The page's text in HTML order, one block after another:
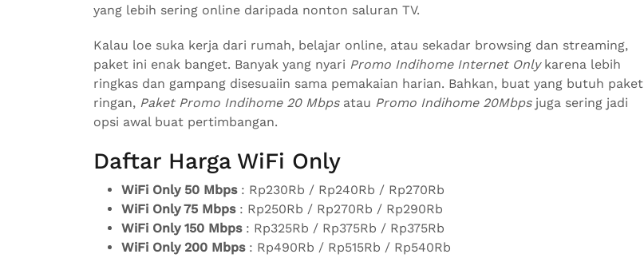
yang lebih sering online daripada nonton saluran TV.
Kalau loe suka kerja dari rumah, belajar online, atau sekadar browsing dan streaming,
paket ini enak banget. Banyak yang nyari Promo Indihome Internet Onlykarena lebih
ringkas dan gampang disesuaiin sama pemakaian harian. Bahkan, buat yang butuh paket
ringan, Paket Promo Indihome 20 Mbpsatau Promo Indihome 20Mbpsjuga sering jadi
opsi awal buat pertimbangan.
Daftar Harga WiFi Only
WiFi Only 50 Mbps: Rp230Rb / Rp240Rb / Rp270Rb
WiFi Only 75 Mbps: Rp250Rb / Rp270Rb / Rp290Rb
WiFi Only 150 Mbps: Rp325Rb / Rp375Rb / Rp375Rb
WiFi Only 200 Mbps: Rp490Rb / Rp515Rb / Rp540Rb